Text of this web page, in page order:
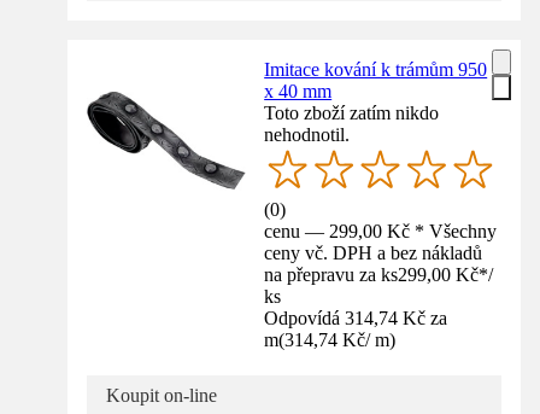
Imitace kování k trámům 950
x 40 mm
Toto zboží zatím nikdo
nehodnotil.
(0)
cenu — 299,00 Kč * Všechny
ceny vč. DPH a bez nákladů
na přepravu za ks299,00 Kč*/
ks
Odpovídá 314,74 Kč za
m(314,74 Kč/ m)
Koupit on-line